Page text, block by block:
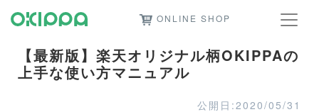
ONLINE SHOP
【最新版】楽天オリジナル柄OKIPPAの
上手な使い方マニュアル
公開日:2020/05/31